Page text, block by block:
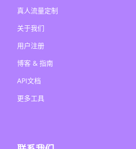
真人流量定制
关于我们
用户注册
博客 & 指南
API文档
更多工具